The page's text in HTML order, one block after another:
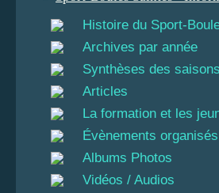
Histoire du Sport-
Archives par année
Synthèses des
Articles
La formation et les
Évènements organisés
Albums Photos
Vidéos / Audios